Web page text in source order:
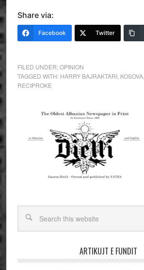
Share via:
Facebook Twitter
FILED UNDER:OPINION
TAGGED WITH: HARRY BAJRAKTARI, KOSOVA,
RECIPROKE
ARTIKUJT E FUNDIT